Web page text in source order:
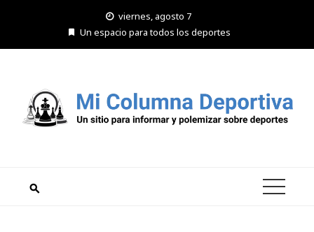
viernes, agosto 7
Un espacio para todos los deportes